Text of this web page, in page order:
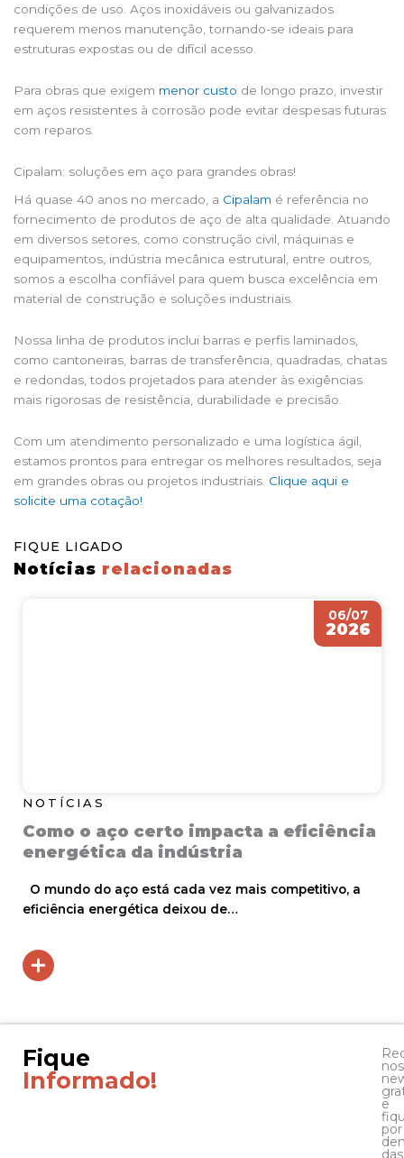
condições de uso. Aços inoxidáveis ou galvanizados
requerem menos manutenção, tornando-se ideais para
estruturas expostas ou de difícil acesso.
Para obras que exigem menor custo de longo prazo, investir
em aços resistentes à corrosão pode evitar despesas futuras
com reparos.
Cipalam: soluções em aço para grandes obras!
Há quase 40 anos no mercado, a Cipalam é referência no
fornecimento de produtos de aço de alta qualidade. Atuando
em diversos setores, como construção civil, máquinas e
equipamentos, indústria mecânica estrutural, entre outros,
somos a escolha confiável para quem busca excelência em
material de construção e soluções industriais.
Nossa linha de produtos inclui barras e perfis laminados,
como cantoneiras, barras de transferência, quadradas, chatas
e redondas, todos projetados para atender às exigências
mais rigorosas de resistência, durabilidade e precisão.
Com um atendimento personalizado e uma logística ágil,
estamos prontos para entregar os melhores resultados, seja
em grandes obras ou projetos industriais. Clique aqui e
solicite uma cotação!
FIQUE LIGADO
Notícias relacionadas
06/07
2026
NOTÍCIAS
Como o aço certo impacta a eficiência
energética da indústria
O mundo do aço está cada vez mais competitivo, a
eficiência energética deixou de…
Fique
Informado!
e
por
das